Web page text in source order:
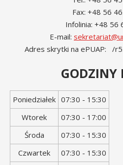
Fax: +48 56
Infolinia: +48 56
E-mail:
Adres skrytki na ePUAP: /
GODZINY
Dzień
tygodnia
Godziny
otwarcia
Poniedziałek 07:30 - 15:30
Wtorek
07:30 - 17:00
Środa
07:30 - 15:30
Czwartek
07:30 - 15:30